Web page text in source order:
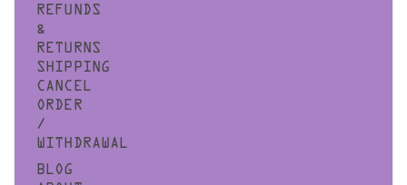
REFUNDS
&
RETURNS
SHIPPING
CANCEL
ORDER
/
WITHDRAWAL
BLOG